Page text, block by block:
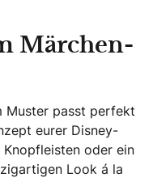
Märchen-
Muster passt perfekt
eurer Disney-
oder ein
Look á la